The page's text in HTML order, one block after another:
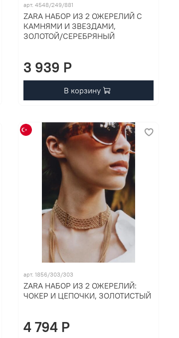
арт. 4548/249/881
ZARA НАБОР ИЗ 2 ОЖЕРЕЛИЙ С
КАМНЯМИ И ЗВЕЗДАМИ,
ЗОЛОТОЙ/СЕРЕБРЯНЫЙ
3 939 P
В корзину
арт. 1856/303/303
ZARA НАБОР ИЗ 2 ОЖЕРЕЛИЙ:
ЧОКЕР И ЦЕПОЧКИ, ЗОЛОТИСТЫЙ
4 794 P